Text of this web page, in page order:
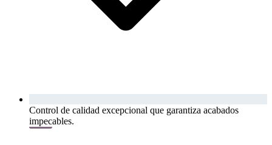
Control de calidad excepcional que garantiza acabados
impecables.